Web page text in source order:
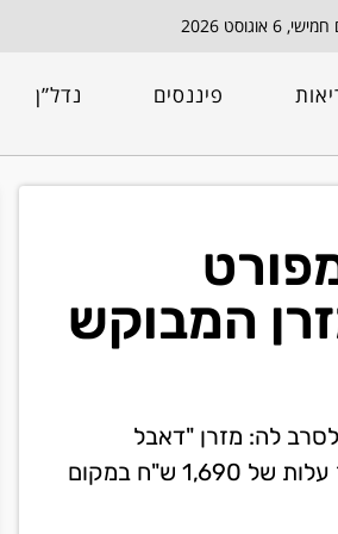
6 אוגוסט 2026
פיננסים נדל”ן
המבוקש
לה: מזרן "דאבל
קומפורט" עם אפקט הרחיפה הייחודי יימכר בשבועיים הקרובים בלבד במחיר עלות של 1,690 ש"ח במקום